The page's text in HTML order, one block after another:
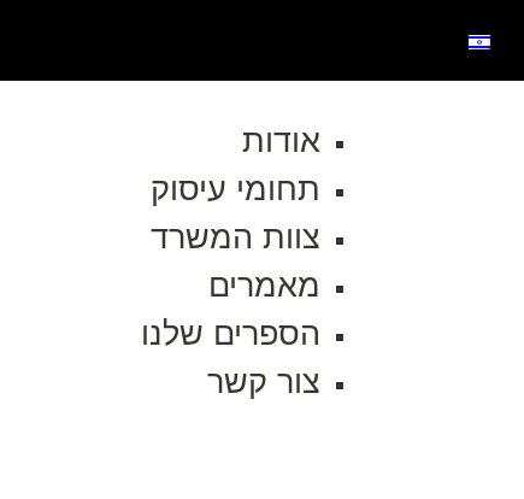
אודות
תחומי עיסוק
צוות המשרד
מאמרים
הספרים שלנו
צור קשר